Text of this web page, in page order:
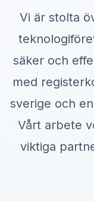
Vi är stolta
säker och
med
sverige och
Vårt arbete
viktiga